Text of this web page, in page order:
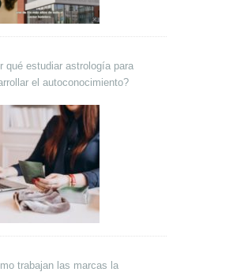
qué estudiar astrología para
el autoconocimiento?
trabajan las marcas la